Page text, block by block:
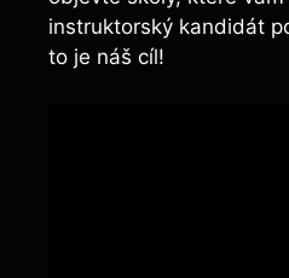
instruktorský kandidát
to je náš cíl!